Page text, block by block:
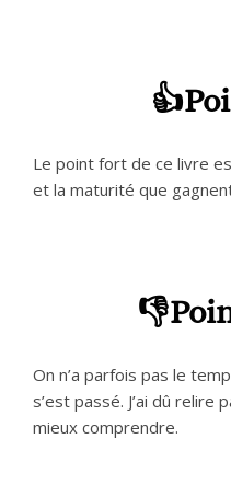
Le point fort de ce livre
et la maturité que
On n’a parfois pas le
s’est passé. J’ai dû
mieux comprendre.